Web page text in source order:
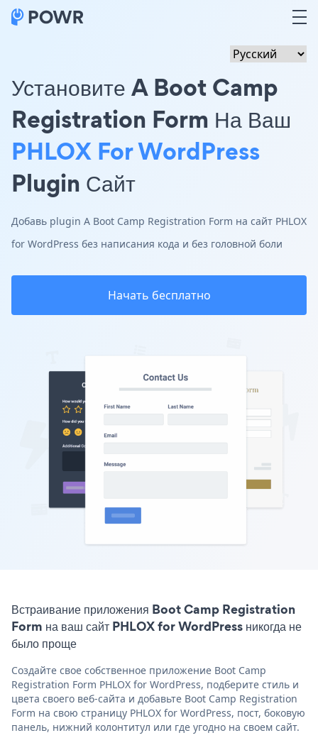
Установите A Boot Camp
Registration Form На Ваш
PHLOX For WordPress
Plugin Сайт
Добавь plugin A Boot Camp Registration Form на сайт PHLOX
for WordPress без написания кода и без головной боли
Начать бесплатно
Встраивание приложения Boot Camp Registration
Form на ваш сайт PHLOX for WordPress никогда не
было проще
Создайте свое собственное приложение Boot Camp
Registration Form PHLOX for WordPress, подберите стиль и
цвета своего веб-сайта и добавьте Boot Camp Registration
Form на свою страницу PHLOX for WordPress, пост, боковую
панель, нижний колонтитул или где угодно на своем сайт.